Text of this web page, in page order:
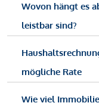
Wovon hängt es
leistbar sind?
mögliche Rate
Wie viel